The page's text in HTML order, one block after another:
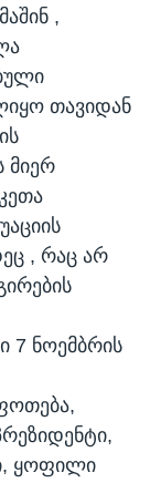
,
თავიდან
მიერ
, რაც არ
7 ნოემბრის
ყოფილი